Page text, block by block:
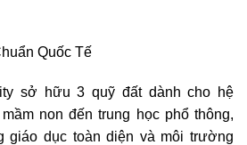
Quốc Tế
sở hữu 3 quỹ đất dành cho hệ
non đến trung học phổ thông,
giáo dục toàn diện và môi trường